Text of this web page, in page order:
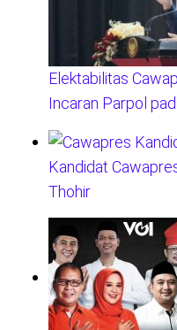
Elektabilitas
Incaran Parpol
Kandidat
Thohir